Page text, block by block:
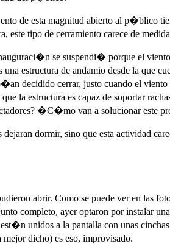
de esta magnitud abierto al p�blico
este tipo de cerramiento carece de
se suspendi� porque el
estructura de andamio desde la que
decidido cerrar, justo cuando el
la estructura es capaz de soportar
�C�mo van a solucionar este
dormir, sino que esta actividad
abrir. Como se puede ver en las
completo, ayer optaron por instalar
unidos a la pantalla con unas
dicho) es eso, improvisado.